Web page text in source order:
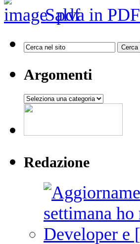
Salva in PDF
Argomenti
Argomenti
Redazione